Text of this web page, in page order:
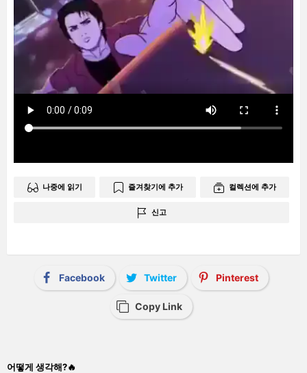
나중에 읽기 즐겨찾기에 추가 컬렉션에 추가
신고
Facebook Twitter Pinterest
Copy Link
어떻게 생각해?🔥